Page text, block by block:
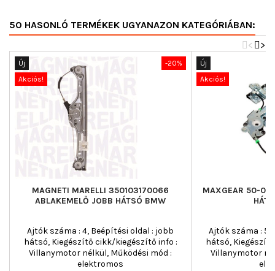
50 HASONLÓ TERMÉKEK UGYANAZON KATEGÓRIÁBAN:
>
<
-20%
Új
Akciós!
MAGNETI MARELLI 350103170066
ABLAKEMELŐ JOBB HÁTSÓ BMW
Ajtók száma : 4, Beépítési oldal : jobb
hátsó, Kiegészítő cikk/kiegészítő info :
Villanymotor nélkül, Működési mód :
elektromos
Új
Akciós!
MAXGEAR 50-
Ajtók száma : 5,
hátsó,
Villanymotor